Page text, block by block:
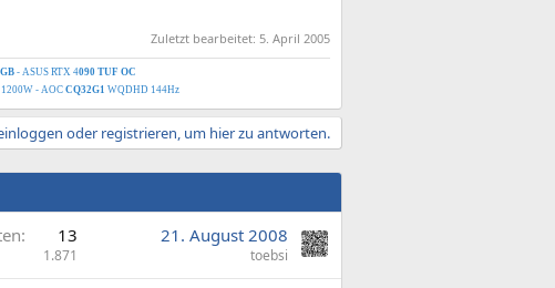
Zuletzt bearbeitet: 5. April 2005
- ASUS RTX 4090 TUF OC
- AOC CQ32G1 WQDHD 144Hz
oder registrieren, um hier zu antworten.
13
1.871
21. August 2008
toebsi